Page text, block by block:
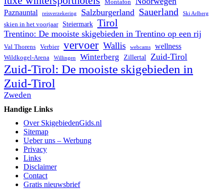
Montafon
Paznauntal reisverzekering Salzburgerland Sauerland Ski Arlberg
skien in het voorjaar Steiermark Tirol
Trentino: De mooiste skigebieden in Trentino op een rij
Val Thorens Verbier vervoer Wallis webcams wellness
Wildkogel-Arena Willingen Winterberg Zillertal Zuid-Tirol
Zuid-Tirol: De mooiste skigebieden in
Zuid-Tirol
Zweden
Handige Links
Over SkigebiedenGids.nl
Sitemap
Ueber uns – Werbung
Privacy
Links
Disclaimer
Contact
Gratis nieuwsbrief